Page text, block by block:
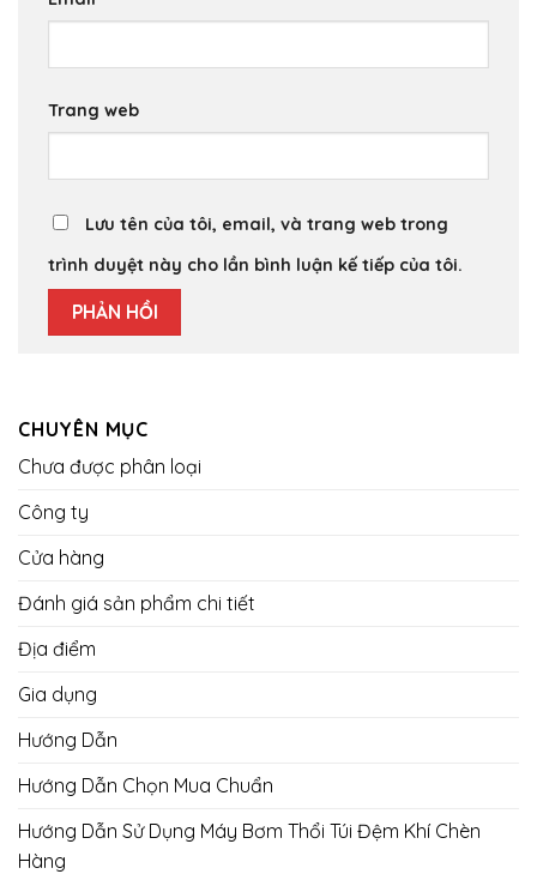
Trang web
Lưu tên của tôi, email, và trang web trong
trình duyệt này cho lần bình luận kế tiếp của tôi.
CHUYÊN MỤC
Chưa được phân loại
Công ty
Cửa hàng
Đánh giá sản phẩm chi tiết
Địa điểm
Gia dụng
Hướng Dẫn
Hướng Dẫn Chọn Mua Chuẩn
Hướng Dẫn Sử Dụng Máy Bơm Thổi Túi Đệm Khí Chèn
Hàng